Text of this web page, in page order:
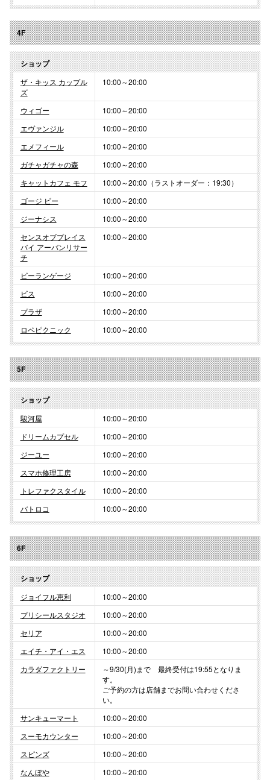
4F
ショップ
ザ・キッス カップル
ズ
10:00～20:00
ウィゴー
10:00～20:00
エヴァンジル
10:00～20:00
エメフィール
10:00～20:00
ガチャガチャの森
10:00～20:00
キャットカフェ モフ
10:00～20:00（ラストオーダー：19:30）
ゴージ ビー
10:00～20:00
ジーナシス
10:00～20:00
センスオブプレイス
バイ アーバンリサー
チ
10:00～20:00
ビーランゲージ
10:00～20:00
ビス
10:00～20:00
プラザ
10:00～20:00
ロペピクニック
10:00～20:00
5F
ショップ
駿河屋
10:00～20:00
ドリームカプセル
10:00～20:00
ジーユー
10:00～20:00
スマホ修理工房
10:00～20:00
トレファクスタイル
10:00～20:00
バトロコ
10:00～20:00
6F
ショップ
ジョイフル恵利
10:00～20:00
プリシールスタジオ
10:00～20:00
セリア
10:00～20:00
エイチ・アイ・エス
10:00～20:00
カラダファクトリー
～9/30(月)まで 最終受付は19:55となりま
す。
ご予約の方は店舗までお問い合わせくださ
い。
サンキューマート
10:00～20:00
スーモカウンター
10:00～20:00
スピンズ
10:00～20:00
なんぼや
10:00～20:00